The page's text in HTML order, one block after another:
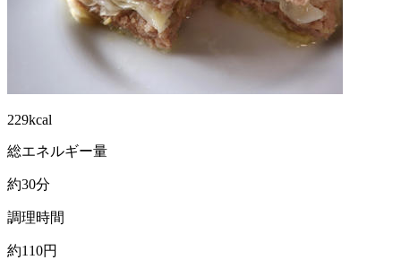
229kcal
総エネルギー量
約30分
調理時間
約110円